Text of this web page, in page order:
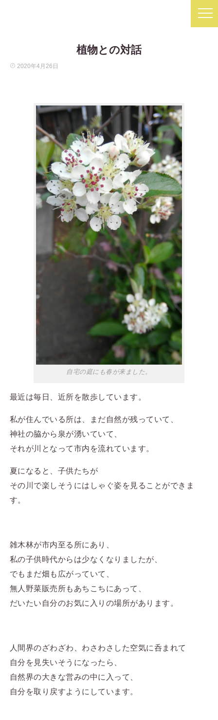
植物との対話
2020年4月26日
自宅の庭にも春が来ました。
最近は毎日、近所を散歩しています。
私が住んでいる所は、まだ自然が残っていて、
神社の脇から泉が湧いていて、
それが川となって市内を流れています。
夏になると、子供たちが
その川で楽しそうにはしゃぐ姿を見ることができま
す。
雑木林が市内至る所にあり、
私の子供時代からは少なくなりましたが、
でもまだ畑も広がっていて、
無人野菜販売所もあちこちにあって、
だいたい自分のお気に入りの場所があります。
人間界のざわざわ、わさわさした空気に呑まれて
自分を見失いそうになったら、
自然界の大きな営みの中に入って、
自分を取り戻すようにしています。